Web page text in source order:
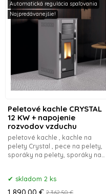
Peletové kachle CRYSTAL
12 KW + napojenie
rozvodov vzduchu
peletové kachle , kachle na
pelety Crystal , pece na pelety,
sporáky na pelety, sporáky na
kachle na UK,
Automatická regulácia spaľovania
Najpredávanejšie!
skladom 2 ks
2 362.50 €